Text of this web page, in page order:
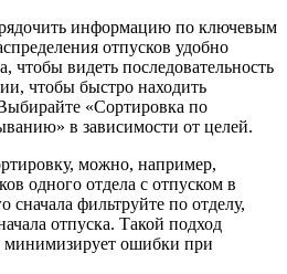
информацию по ключевым
отпусков удобно
чтобы видеть последовательность
чтобы быстро находить
«Сортировка по
в зависимости от целей.
можно, например,
одного отдела с отпуском в
сначала фильтруйте по отделу,
отпуска. Такой подход
минимизирует ошибки при